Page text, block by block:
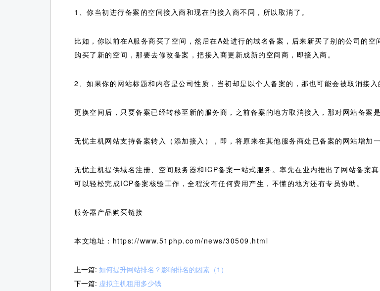
1、你当初进行备案的空间接入商和现在的接入商不同，所以取消了。
比如，你以前在A服务商买了空间，然后在A处进行的域名备案，后来新买了别的公司的
购买了新的空间，那要去修改备案，把接入商更新成新的空间商，即接入商。
2、如果你的网站标题和内容是公司性质，当初却是以个人备案的，那也可能会被取消接入
更换空间后，只要备案已经转移至新的服务商，之前备案的地方取消接入，那对网站备案是
无忧主机网站支持备案转入（添加接入），即，将原来在其他服务商处已备案的网站增加
无忧主机提供域名注册、空间服务器和ICP备案一站式服务。率先在业内推出了网站备案
可以轻松完成ICP备案核验工作，全程没有任何费用产生，不懂的地方还有专员协助。
服务器产品购买链接
本文地址：https://www.51php.com/news/30509.html
上一篇: 如何提升网站排名？影响排名的因素（1）
下一篇: 虚拟主机租用多少钱